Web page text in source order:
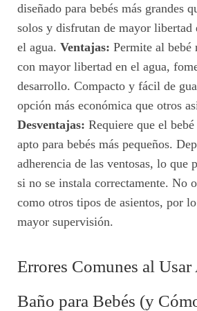
diseñado para bebés más grandes
solos y disfrutan de mayor libertad
el agua. Ventajas: Permite al bebé
con mayor libertad en el agua,
desarrollo. Compacto y fácil de
opción más económica que otros
Desventajas: Requiere que el
apto para bebés más pequeños.
adherencia de las ventosas, lo que
si no se instala correctamente. No
como otros tipos de asientos, por
mayor supervisión.
Errores Comunes al
Baño para Bebés (y